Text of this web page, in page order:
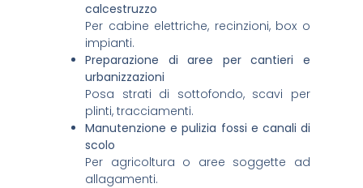
calcestruzzo
Per cabine elettriche, recinzioni, box o
impianti.
Preparazione di aree per cantieri e
urbanizzazioni
Posa strati di sottofondo, scavi per
plinti, tracciamenti.
Manutenzione e pulizia fossi e canali di
scolo
Per agricoltura o aree soggette ad
allagamenti.